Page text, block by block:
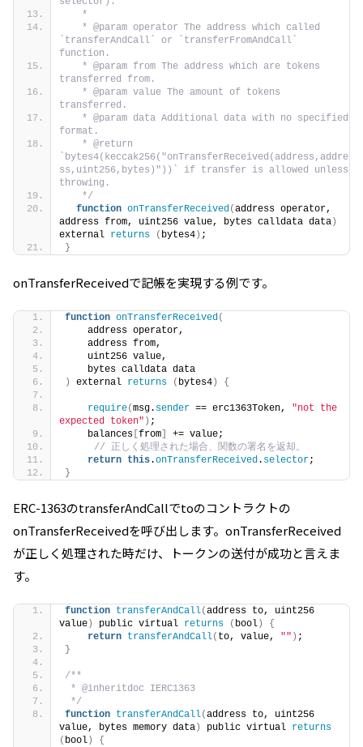
   *
   * @param operator The address which called
`transferAndCall` or `transferFromAndCall`
function.
   * @param from The address which are tokens
transferred from.
   * @param value The amount of tokens
transferred.
   * @param data Additional data with no specified
format.
   * @return
`bytes4(keccak256("onTransferReceived(address,addre
ss,uint256,bytes)"))` if transfer is allowed unless
throwing.
   */
function onTransferReceived(address operator,
address from, uint256 value, bytes calldata data )
external returns ( bytes4 ) ;
}
onTransferReceivedで記帳を実現する例です。
function onTransferReceived(
    address operator,
    address from,
    uint256 value,
    bytes calldata data
)
external returns ( bytes4 ) {
require(msg. sender == erc1363Token, "not the
expected token" ) ;
    balances
from
+= value;
// 正しく処理された場合、関数の署名を返却。
return this.onTransferReceived. selector;
}
ERC-1363のtransferAndCallでtoのコントラクトの
onTransferReceivedを呼び出します。onTransferReceived
が正しく処理された時だけ、トークンの送付が成功と言えま
す。
function transferAndCall(address to, uint256
value ) public virtual returns ( bool )
{
return transferAndCall( to, value, "" ) ;
}
/**
* @inheritdoc IERC1363
*/
function transferAndCall(address to, uint256
value, bytes memory data ) public virtual returns
( bool )
{